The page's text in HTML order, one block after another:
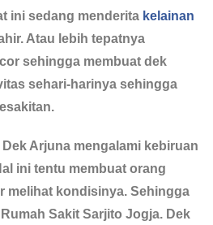
ini sedang menderita kelainan
Atau lebih tepatnya
sehingga membuat dek
sehari-harinya sehingga
Arjuna mengalami kebiruan
ini tentu membuat orang
melihat kondisinya. Sehingga
Sakit Sarjito Jogja. Dek